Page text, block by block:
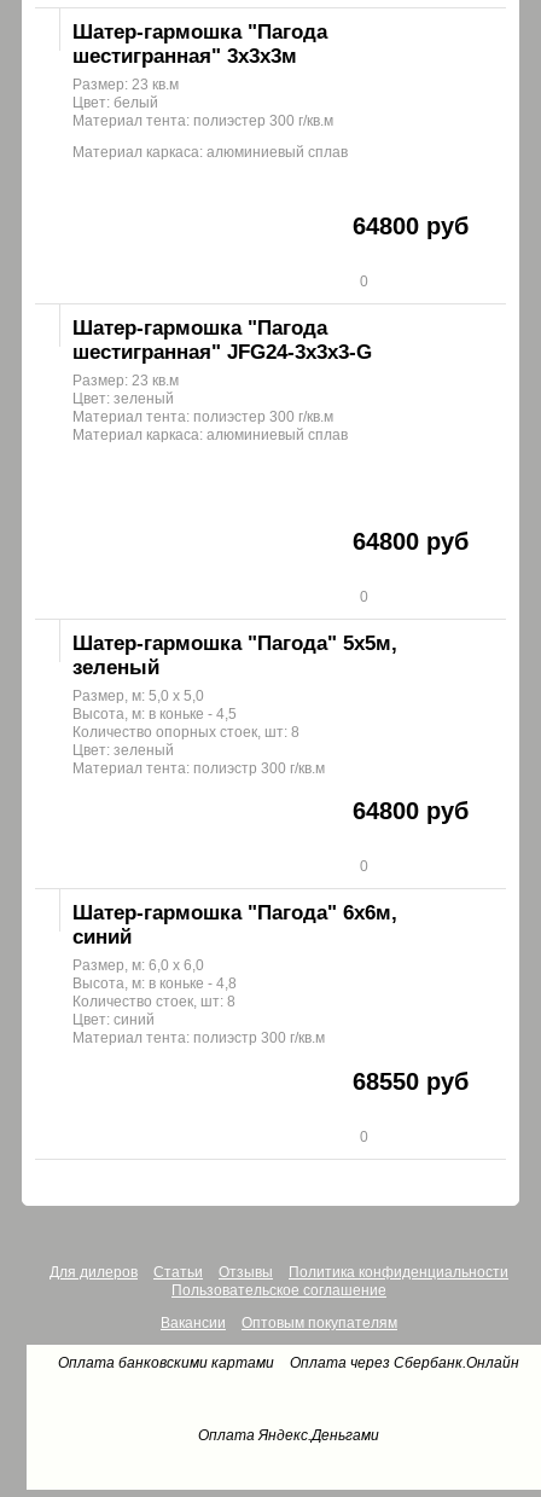
Шатер-гармошка "Пагода
шестигранная" 3х3х3м
Размер: 23 кв.м
Цвет: белый
Материал тента: полиэстер 300 г/кв.м
Материал каркаса: алюминиевый сплав
64800 руб
0
Шатер-гармошка "Пагода
шестигранная" JFG24-3x3x3-G
Размер: 23 кв.м
Цвет: зеленый
Материал тента: полиэстер 300 г/кв.м
Материал каркаса: алюминиевый сплав
64800 руб
0
Шатер-гармошка "Пагода" 5х5м,
зеленый
Размер, м: 5,0 х 5,0
Высота, м: в коньке - 4,5
Количество опорных стоек, шт: 8
Цвет: зеленый
Материал тента: полиэстр 300 г/кв.м
64800 руб
0
Шатер-гармошка "Пагода" 6х6м,
синий
Размер, м: 6,0 х 6,0
Высота, м: в коньке - 4,8
Количество стоек, шт: 8
Цвет: синий
Материал тента: полиэстр 300 г/кв.м
68550 руб
0
Для дилеров Статьи Отзывы
Политика конфиденциальности
Пользовательское соглашение
Вакансии
Оптовым покупателям
Оплата банковскими картами Оплата через Сбербанк.Онлайн
Оплата Яндекс.Деньгами